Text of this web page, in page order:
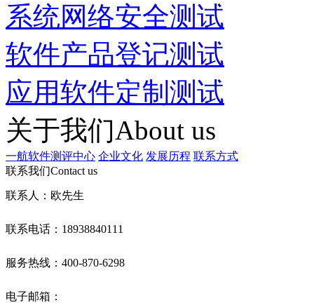
系统网络安全测试
软件产品登记测试
应用软件定制测试
关于我们About us
一航软件测评中心 企业文化 发展历程 联系方式
联系我们Contact us
联系人：欧先生
联系电话：18938840111
服务热线：400-870-6298
电子邮箱：